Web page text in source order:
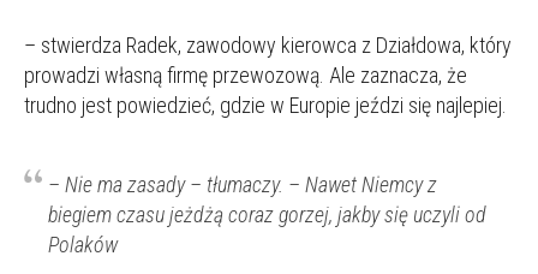
– stwierdza Radek, zawodowy kierowca z Działdowa, który
prowadzi własną firmę przewozową. Ale zaznacza, że
trudno jest powiedzieć, gdzie w Europie jeździ się najlepiej.
– Nie ma zasady– tłumaczy. – Nawet Niemcy z
biegiem czasu jeżdżą coraz gorzej, jakby się uczyli od
Polaków